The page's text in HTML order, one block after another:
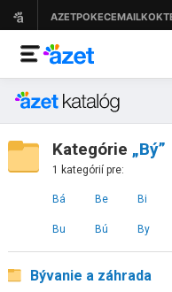
Kategórie „Bý”
1 kategórií pre:
Bá Be Bi
Bu Bú By
Bývanie a záhrada